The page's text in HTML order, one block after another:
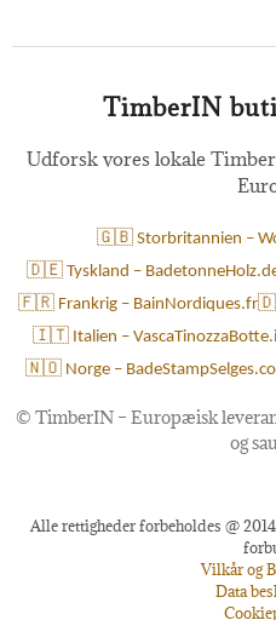
TimberIN
Udforsk vores lokale
🇬🇧 Storbritannien –
🇩🇪 Tyskland –
🇫🇷 Frankrig – BainNordiques.fr
🇮🇹 Italien –
🇳🇴 Norge –
© TimberIN – Europæisk
og
Alle rettigheder forbeholdes @
Vilkår og
Data